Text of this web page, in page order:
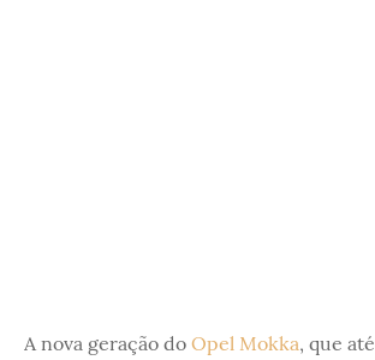
A nova geração do Opel Mokka, que